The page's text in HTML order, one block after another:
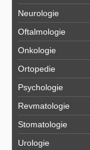
Neurologie
Oftalmologie
Onkologie
Ortopedie
Psychologie
Revmatologie
Stomatologie
Urologie